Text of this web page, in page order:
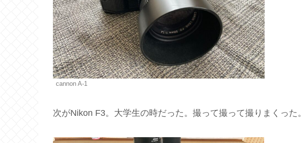
cannon A-1
次がNikon F3。大学生の時だった。撮って撮って撮りまくった。